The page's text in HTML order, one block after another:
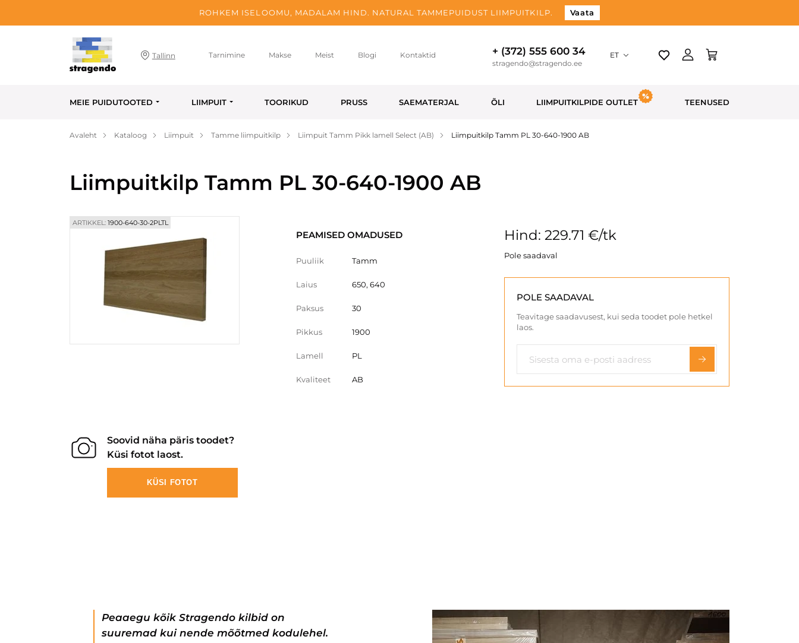
ROHKEM ISELOOMU, MADALAM HIND. NATURAL TAMMEPUIDUST LIIMPUITKILP. Vaata
Tallinn Tarnimine Makse Meist Blogi Kontaktid + (372) 555 600 34
stragendo@stragendo.ee
ET
MEIE PUIDUTOOTED LIIMPUIT TOORIKUD PRUSS SAEMATERJAL ÕLI LIIMPUITKILPIDE OUTLET TEENUSED
Avaleht Kataloog Liimpuit Tamme liimpuitkilp Liimpuit Tamm Pikk lamell Select (AB) Liimpuitkilp Tamm PL 30-640-1900 AB
Liimpuitkilp Tamm PL 30-640-1900 AB
ARTIKKEL: 1900-640-30-2PLTL
PEAMISED OMADUSED
Puuliik Tamm
Laius 650, 640
Paksus 30
Pikkus 1900
Lamell PL
Kvaliteet AB
Hind: 229.71 €/tk
Pole saadaval
POLE SAADAVAL
Teavitage saadavusest, kui seda toodet pole hetkel
laos.
Soovid näha päris toodet?
Küsi fotot laost.
KÜSI FOTOT
Peaaegu kõik Stragendo kilbid on
suuremad kui nende mõõtmed kodulehel.